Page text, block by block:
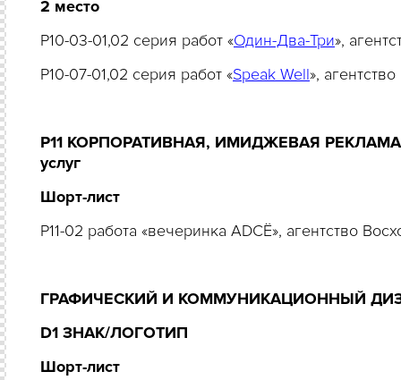
2 место
P10-03-01,02 серия работ «Один-Два-Три»,
P10-07-01,02 серия работ «Speak Well»,
P11 КОРПОРАТИВНАЯ, ИМИДЖЕВАЯ РЕКЛАМА
услуг
Шорт-лист
P11-02 работа «вечеринка ADCЁ», агентство
ГРАФИЧЕСКИЙ И КОММУНИКАЦИОННЫЙ
D1 ЗНАК/ЛОГОТИП
Шорт-лист